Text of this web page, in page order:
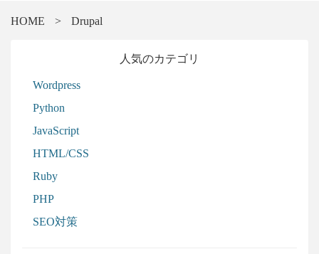
HOME > Drupal
人気のカテゴリ
Wordpress
Python
JavaScript
HTML/CSS
Ruby
PHP
SEO対策